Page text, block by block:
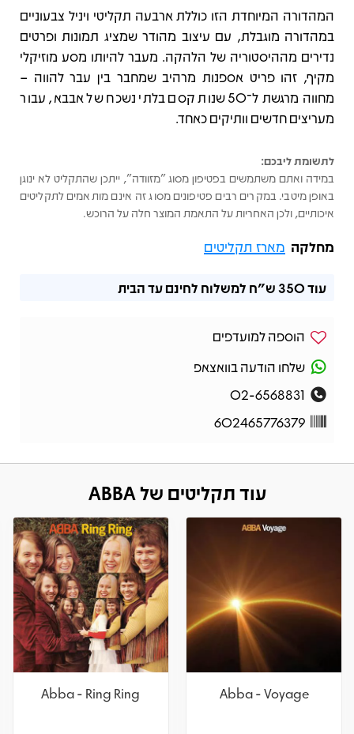
המהדורה המיוחדת הזו כוללת ארבעה תקליטי ויניל צבעוניים
במהדורה מוגבלת, עם עיצוב מהודר שמציג תמונות ופרטים
נדירים מההיסטוריה של הלהקה. מעבר להיותו מסע מוזיקלי
מקיף, זהו פריט אספנות מרהיב שמחבר בין עבר להווה –
מחווה מרגשת ל־50 שנות קסם בלתי נשכח של אבבא, עבור
מעריצים חדשים וותיקים כאחד.
לתשומת ליבכם:
במידה ואתם משתמשים בפטיפון מסוג "מזוודה", ייתכן שהתקליט לא ינוגן
באופן מיטבי. במקרים רבים פטיפונים מסוג זה אינם מותאמים לתקליטים
איכותיים, ולכן האחריות על התאמת המוצר חלה על הרוכש.
מחלקה מארז תקליטים
עוד350 ש"ח למשלוח לחינם עד הבית
הוספה למועדפים
שלחו הודעה בוואצאפ
02-6568831
602465776379
עוד תקליטים של ABBA
Abba - Voyage
Abba - Ring Ring